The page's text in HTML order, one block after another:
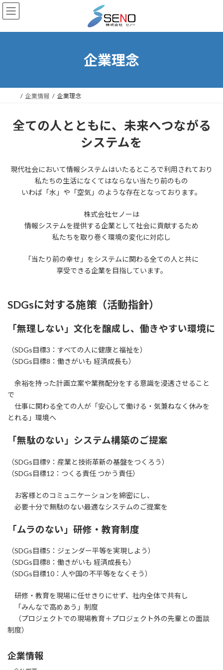
コ
ン
ン
ナ
ビ
ー
企業理念
企業情報 企業理念
全ての人とともに、未来へつながる
システムを
現代社会において情報システムはいたるところで利用されており
私たちの生活になくてはならない当たり前のもの
いわば「水」や「空気」のような存在となっております。
株式会社セノーは
情報システムを提供する企業として社会に貢献するため
私たちを取り巻く環境の変化に対応し
「当たり前の幸せ」をシステムに関わる全ての人と共に
享受できる企業を目指しています。
SDGsに対する施策（活動指針）
「無理しない」文化を醸成し、働きやすい環境に
（SDGs目標3：すべての人に健康と福祉を）
（SDGs目標8：働きがいも 経済成長も）
余裕を持った計画立案や業務配分をする意識を浸透させること
で
仕事に関わる全ての人が「安心して働ける・気兼ねなく休みを
とれる」環境へ
「無駄のない」システム構築のご提案
（SDGs目標9：産業と技術革新の基盤をつくろう）
（SDGs目標12：つくる責任 つかう責任）
お客様とのコミュニケーションを綿密にし、
必要十分で無駄のない最適なシステムのご提案を
「ムラのない」研修・教育制度
（SDGs目標5：ジェンダー平等を実現しよう）
（SDGs目標8：働きがいも 経済成長も）
（SDGs目標10：人や国の不平等をなくそう）
研修・教育を現場に任せきりにせず、社内全体で共有し
「みんなで高めあう」制度
（プロジェクトでの現場教育＋プロジェクト外の先輩との面談
制度）
企業情報